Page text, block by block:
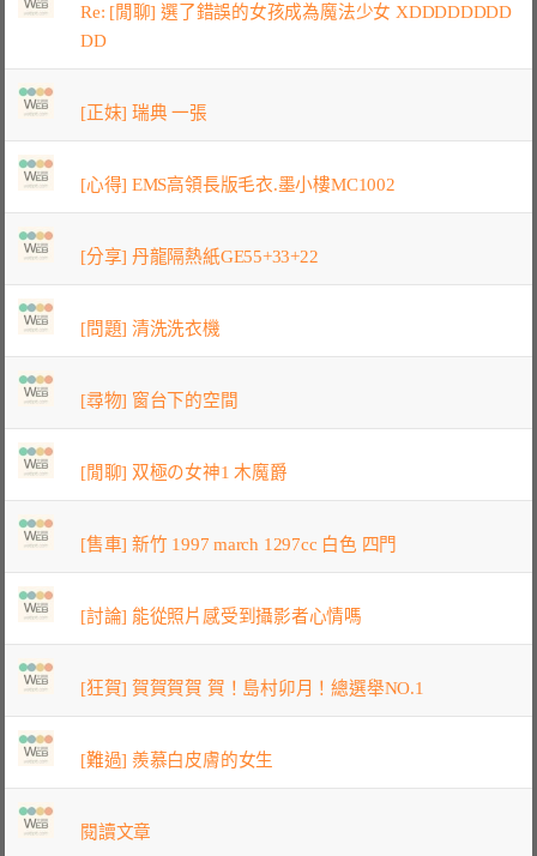
Re: [閒聊] 選了錯誤的女孩成為魔法少女 XDDDDDDDD
DD
[正妹] 瑞典 一張
[心得] EMS高領長版毛衣.墨小樓MC1002
[分享] 丹龍隔熱紙GE55+33+22
[問題] 清洗洗衣機
[尋物] 窗台下的空間
[閒聊] 双極の女神1 木魔爵
[售車] 新竹 1997 march 1297cc 白色 四門
[討論] 能從照片感受到攝影者心情嗎
[狂賀] 賀賀賀賀 賀！島村卯月！總選舉NO.1
[難過] 羨慕白皮膚的女生
閱讀文章